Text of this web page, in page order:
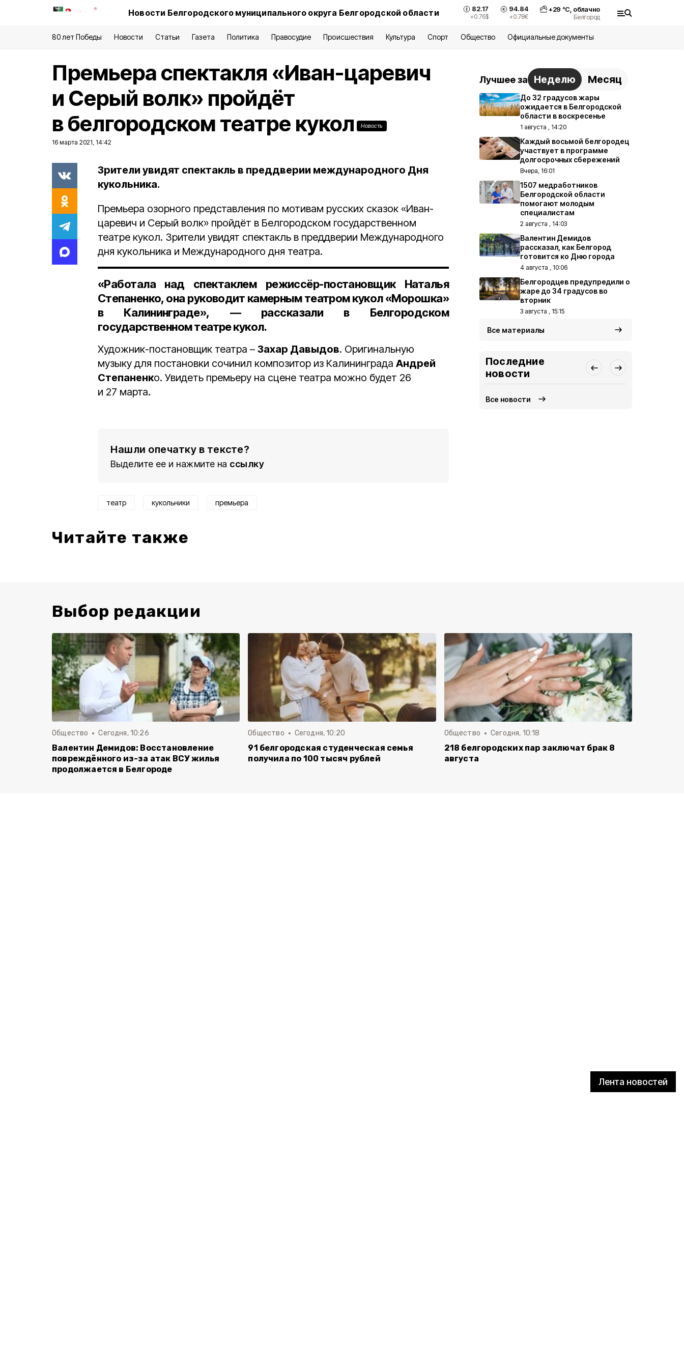
Новости Белгородского муниципального округа Белгородской области 82.17
+0.76$
94.84
+0.78€
+29 °С, облачно
Белгород
80 лет Победы Новости Статьи Газета Политика Правосудие Происшествия Культура Спорт Общество Официальные документы
Лента новостей
Премьера спектакля «Иван-царевич
и Серый волк» пройдёт
в белгородском театре кукол
Новость
16 марта 2021, 14:42
Зрители увидят спектакль в преддверии международного Дня
кукольника.
Премьера озорного представления по мотивам русских сказок «Иван-
царевич и Серый волк» пройдёт в Белгородском государственном
театре кукол. Зрители увидят спектакль в преддверии Международного
дня кукольника и Международного дня театра.
«Работала над спектаклем режиссёр-постановщик Наталья
Степаненко, она руководит камерным театром кукол «Морошка»
в Калининграде», — рассказали в Белгородском
государственном театре кукол.
Художник-постановщик театра – Захар Давыдов. Оригинальную
музыку для постановки сочинил композитор из Калининграда Андрей
Степаненко. Увидеть премьеру на сцене театра можно будет 26
и 27 марта.
Нашли опечатку в тексте?
Выделите ее и нажмите на ссылку
театр кукольники премьера
Читайте также
Лучшее за Неделю Месяц
До 32 градусов жары
ожидается в Белгородской
области в воскресенье
1 августа , 14:20
Каждый восьмой белгородец
участвует в программе
долгосрочных сбережений
Вчера, 16:01
1507 медработников
Белгородской области
помогают молодым
специалистам
2 августа , 14:03
Валентин Демидов
рассказал, как Белгород
готовится ко Дню города
4 августа , 10:06
Белгородцев предупредили о
жаре до 34 градусов во
вторник
3 августа , 15:15
Все материалы
Последние
новости
Все новости
Выбор редакции
Общество Сегодня, 10:26
Валентин Демидов: Восстановление
повреждённого из-за атак ВСУ жилья
продолжается в Белгороде
Общество Сегодня, 10:20
91 белгородская студенческая семья
получила по 100 тысяч рублей
Общество Сегодня, 10:18
218 белгородских пар заключат брак 8
августа